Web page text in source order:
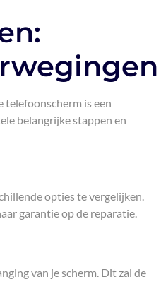
telefoonscherm is een
belangrijke stappen en
opties te vergelijken.
garantie op de reparatie.
van je scherm. Dit zal de